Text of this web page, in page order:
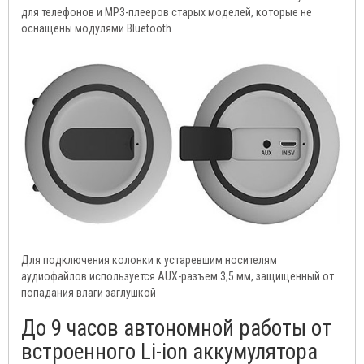
для телефонов и MP3-плееров старых моделей, которые не
оснащены модулями Bluetooth.
Для подключения колонки к устаревшим носителям
аудиофайлов используется AUX-разъем 3,5 мм, защищенный от
попадания влаги заглушкой
До 9 часов автономной работы от
встроенного Li-ion аккумулятора